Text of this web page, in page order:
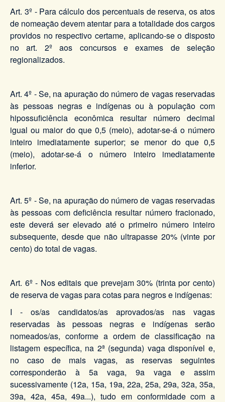
Art. 3º - Para cálculo dos percentuais de reserva, os atos
de nomeação devem atentar para a totalidade dos cargos
providos no respectivo certame, aplicando-se o disposto
no art. 2º aos concursos e exames de seleção
regionalizados.
Art. 4º - Se, na apuração do número de vagas reservadas
às pessoas negras e indígenas ou à população com
hipossuficiência econômica resultar número decimal
igual ou maior do que 0,5 (meio), adotar-se-á o número
inteiro imediatamente superior; se menor do que 0,5
(meio), adotar-se-á o número inteiro imediatamente
inferior.
Art. 5º - Se, na apuração do número de vagas reservadas
às pessoas com deficiência resultar número fracionado,
este deverá ser elevado até o primeiro número inteiro
subsequente, desde que não ultrapasse 20% (vinte por
cento) do total de vagas.
Art. 6º - Nos editais que prevejam 30% (trinta por cento)
de reserva de vagas para cotas para negros e indígenas:
I - os/as candidatos/as aprovados/as nas vagas
reservadas às pessoas negras e indígenas serão
nomeados/as, conforme a ordem de classificação na
listagem específica, na 2ª (segunda) vaga disponível e,
no caso de mais vagas, as reservas seguintes
corresponderão à 5a vaga, 9a vaga e assim
sucessivamente (12a, 15a, 19a, 22a, 25a, 29a, 32a, 35a,
39a, 42a, 45a, 49a...), tudo em conformidade com a